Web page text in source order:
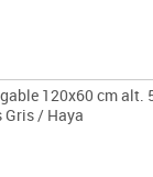
120x60 cm alt.
Gris / Haya